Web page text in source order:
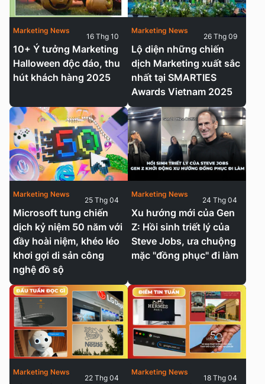
10+ Ý tưởng Marketing
Halloween độc đáo, thu
hút khách hàng 2025
Marketing News
16 Thg 10
Lộ diện những chiến
dịch Marketing xuất sắc
nhất tại SMARTIES
Awards Vietnam 2025
Marketing News
26 Thg 09
Microsoft tung chiến
dịch kỷ niệm 50 năm với
đầy hoài niệm, khéo léo
khơi gợi di sản công
nghệ đồ sộ
Marketing News
25 Thg 04
Xu hướng mới của Gen
Z: Hồi sinh triết lý của
Steve Jobs, ưa chuộng
mặc "đồng phục" đi làm
Marketing News
24 Thg 04
Marketing News
22 Thg 04
Marketing News
18 Thg 04